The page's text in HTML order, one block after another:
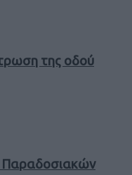
της οδού
Παραδοσιακών